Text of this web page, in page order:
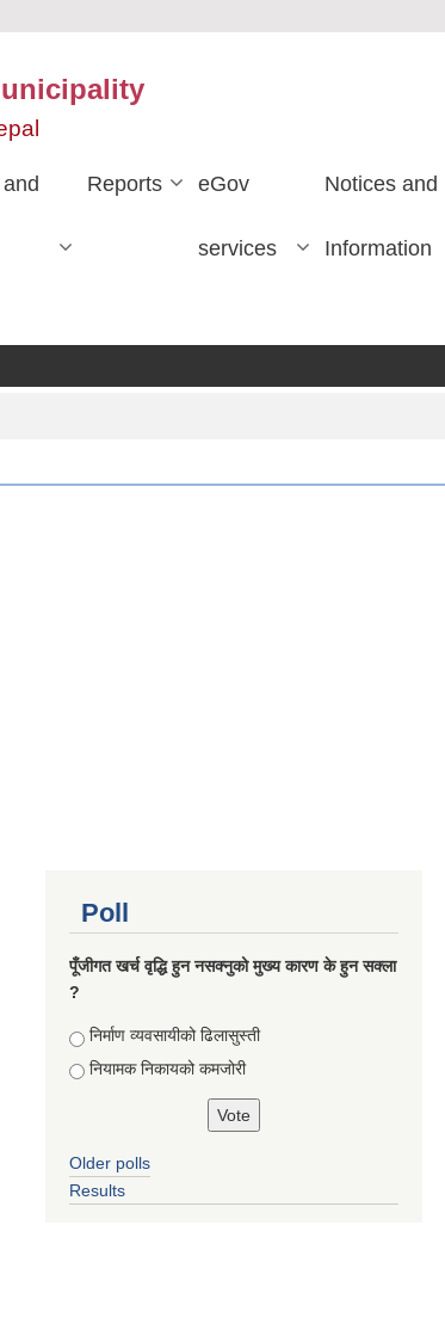
Reports eGov
services
Notices and
Information
Poll
पूँजीगत खर्च वृद्धि हुन नसक्नुको मुख्य कारण के हुन सक्ला
?
Choices
निर्माण व्यवसायीको ढिलासुस्ती
नियामक निकायको कमजोरी
Older polls
Results